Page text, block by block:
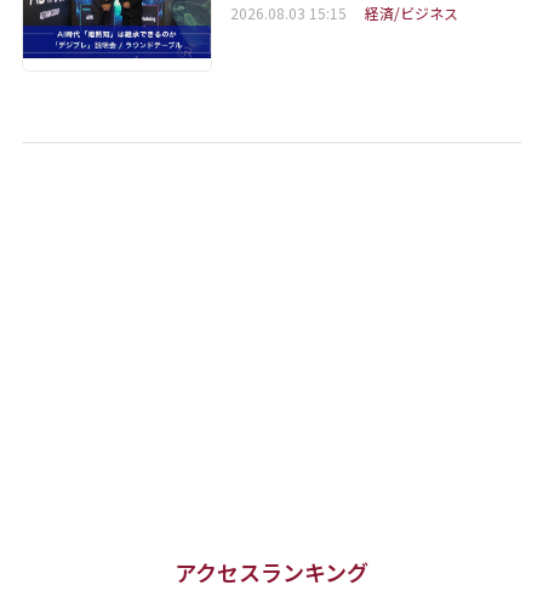
2026.08.03 15:15 経済/ビジネス
アクセスランキング